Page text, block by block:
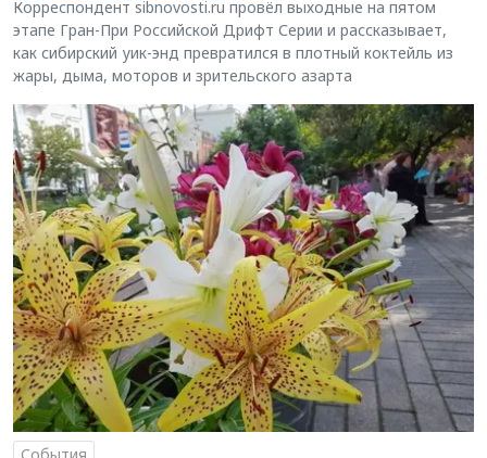
Корреспондент sibnovosti.ru провёл выходные на пятом
этапе Гран-При Российской Дрифт Серии и рассказывает,
как сибирский уик-энд превратился в плотный коктейль из
жары, дыма, моторов и зрительского азарта
События